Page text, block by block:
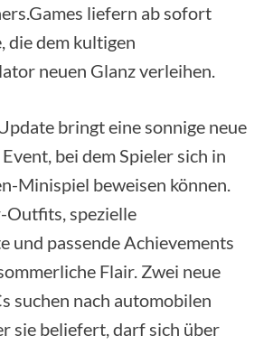
liefern ab sofort
die dem kultigen
neuen Glanz verleihen.
bringt eine sonnige neue
bei dem Spieler sich in
Minispiel beweisen können.
Outfits, spezielle
und passende Achievements
Flair. Zwei neue
suchen nach automobilen
sie beliefert, darf sich über